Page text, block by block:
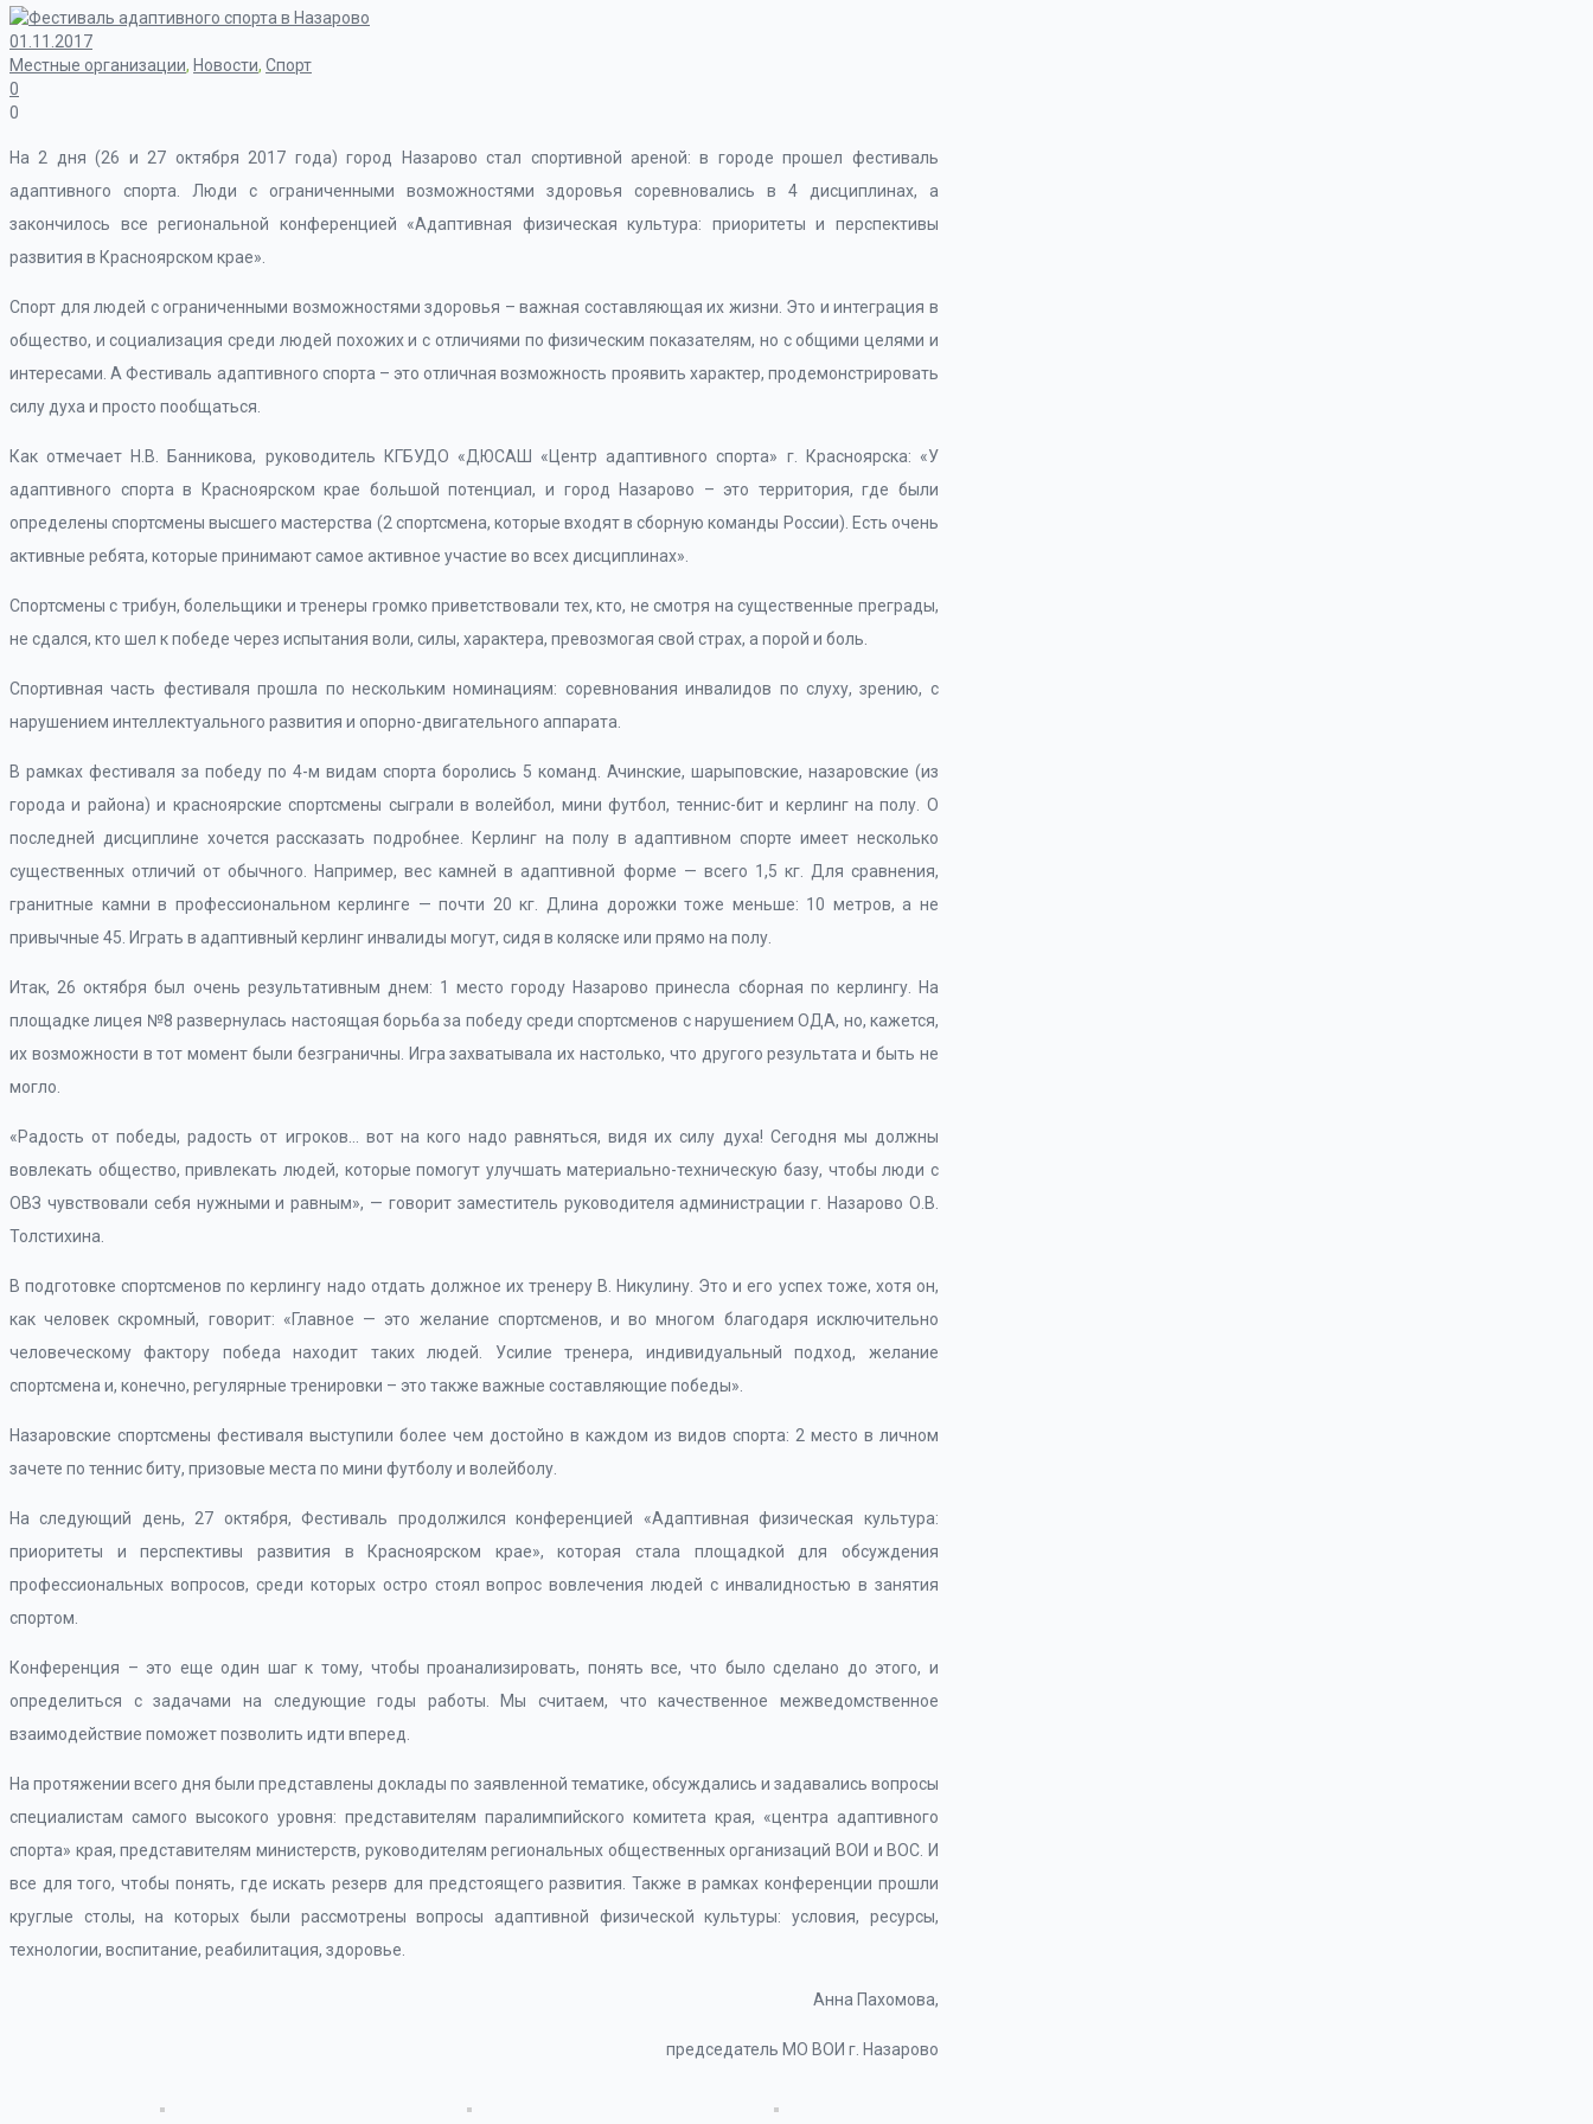
01.11.2017
Местные организации, Новости, Спорт
0
0
На 2 дня (26 и 27 октября 2017 года) город Назарово стал спортивной ареной: в городе прошел фестиваль
адаптивного спорта. Люди с ограниченными возможностями здоровья соревновались в 4 дисциплинах, а
закончилось все региональной конференцией «Адаптивная физическая культура: приоритеты и перспективы
развития в Красноярском крае».
Спорт для людей с ограниченными возможностями здоровья – важная составляющая их жизни. Это и интеграция в
общество, и социализация среди людей похожих и с отличиями по физическим показателям, но с общими целями и
интересами. А Фестиваль адаптивного спорта – это отличная возможность проявить характер, продемонстрировать
силу духа и просто пообщаться.
Как отмечает Н.В. Банникова, руководитель КГБУДО «ДЮСАШ «Центр адаптивного спорта» г. Красноярска: «У
адаптивного спорта в Красноярском крае большой потенциал, и город Назарово – это территория, где были
определены спортсмены высшего мастерства (2 спортсмена, которые входят в сборную команды России). Есть очень
активные ребята, которые принимают самое активное участие во всех дисциплинах».
Спортсмены с трибун, болельщики и тренеры громко приветствовали тех, кто, не смотря на существенные преграды,
не сдался, кто шел к победе через испытания воли, силы, характера, превозмогая свой страх, а порой и боль.
Спортивная часть фестиваля прошла по нескольким номинациям: соревнования инвалидов по слуху, зрению, с
нарушением интеллектуального развития и опорно-двигательного аппарата.
В рамках фестиваля за победу по 4-м видам спорта боролись 5 команд. Ачинские, шарыповские, назаровские (из
города и района) и красноярские спортсмены сыграли в волейбол, мини футбол, теннис-бит и керлинг на полу. О
последней дисциплине хочется рассказать подробнее. Керлинг на полу в адаптивном спорте имеет несколько
существенных отличий от обычного. Например, вес камней в адаптивной форме — всего 1,5 кг. Для сравнения,
гранитные камни в профессиональном керлинге — почти 20 кг. Длина дорожки тоже меньше: 10 метров, а не
привычные 45. Играть в адаптивный керлинг инвалиды могут, сидя в коляске или прямо на полу.
Итак, 26 октября был очень результативным днем: 1 место городу Назарово принесла сборная по керлингу. На
площадке лицея №8 развернулась настоящая борьба за победу среди спортсменов с нарушением ОДА, но, кажется,
их возможности в тот момент были безграничны. Игра захватывала их настолько, что другого результата и быть не
могло.
«Радость от победы, радость от игроков… вот на кого надо равняться, видя их силу духа! Сегодня мы должны
вовлекать общество, привлекать людей, которые помогут улучшать материально-техническую базу, чтобы люди с
ОВЗ чувствовали себя нужными и равным», — говорит заместитель руководителя администрации г. Назарово О.В.
Толстихина.
В подготовке спортсменов по керлингу надо отдать должное их тренеру В. Никулину. Это и его успех тоже, хотя он,
как человек скромный, говорит: «Главное — это желание спортсменов, и во многом благодаря исключительно
человеческому фактору победа находит таких людей. Усилие тренера, индивидуальный подход, желание
спортсмена и, конечно, регулярные тренировки – это также важные составляющие победы».
Назаровские спортсмены фестиваля выступили более чем достойно в каждом из видов спорта: 2 место в личном
зачете по теннис биту, призовые места по мини футболу и волейболу.
На следующий день, 27 октября, Фестиваль продолжился конференцией «Адаптивная физическая культура:
приоритеты и перспективы развития в Красноярском крае», которая стала площадкой для обсуждения
профессиональных вопросов, среди которых остро стоял вопрос вовлечения людей с инвалидностью в занятия
спортом.
Конференция – это еще один шаг к тому, чтобы проанализировать, понять все, что было сделано до этого, и
определиться с задачами на следующие годы работы. Мы считаем, что качественное межведомственное
взаимодействие поможет позволить идти вперед.
На протяжении всего дня были представлены доклады по заявленной тематике, обсуждались и задавались вопросы
специалистам самого высокого уровня: представителям паралимпийского комитета края, «центра адаптивного
спорта» края, представителям министерств, руководителям региональных общественных организаций ВОИ и ВОС. И
все для того, чтобы понять, где искать резерв для предстоящего развития. Также в рамках конференции прошли
круглые столы, на которых были рассмотрены вопросы адаптивной физической культуры: условия, ресурсы,
технологии, воспитание, реабилитация, здоровье.
Анна Пахомова,
председатель МО ВОИ г. Назарово